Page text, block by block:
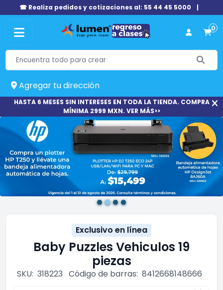
☎ Realiza pedidos y cotizaciones al: 55 44 45 5000 |
0
Agregar tu dirección
HASTA 6 MESES SIN INTERESES EN TODA LA TIENDA. COMPRA
MÍNIMA 2999 MXN. VER MÁS>>
Exclusivo en línea
Baby Puzzles Vehiculos 19
piezas
SKU: 318223 Código de barras: 8412668148666